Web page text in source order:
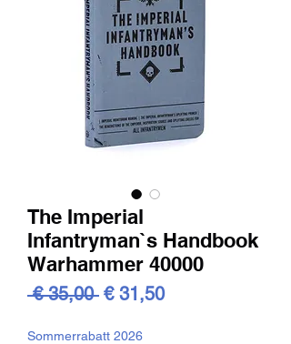
The Imperial
Infantryman`s Handbook
Warhammer 40000
€ 35,00 Standardpreis
€ 31,50Sale-
Sommerrabatt 2026